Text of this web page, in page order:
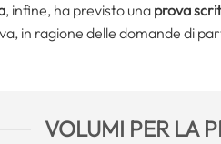
, infine, ha previsto una prova
in ragione delle domande di
VOLUMI PER LA